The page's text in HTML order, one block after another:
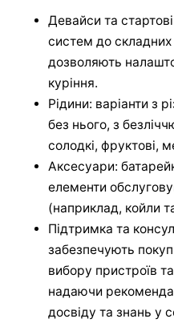
Девайси та
систем до
дозволяють
куріння.
Рідини: варіанти з
без нього, з
солодкі, фруктові,
Аксесуари:
елементи
(наприклад, койли
Підтримка та
забезпечують
вибору пристроїв
надаючи
досвіду та знань у